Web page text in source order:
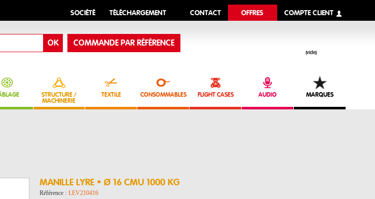
SOCIÉTÉ TÉLÉCHARGEMENT CONTACT OFFRES COMPTE CLIENT
(vide)
COMMANDE PAR RÉFÉRENCE
STRUCTURE /
MACHINERIE
TEXTILE CONSOMMABLES FLIGHT CASES AUDIO MARQUES
MANILLE LYRE • Ø 16 CMU 1000 KG
Référence : LEV210416